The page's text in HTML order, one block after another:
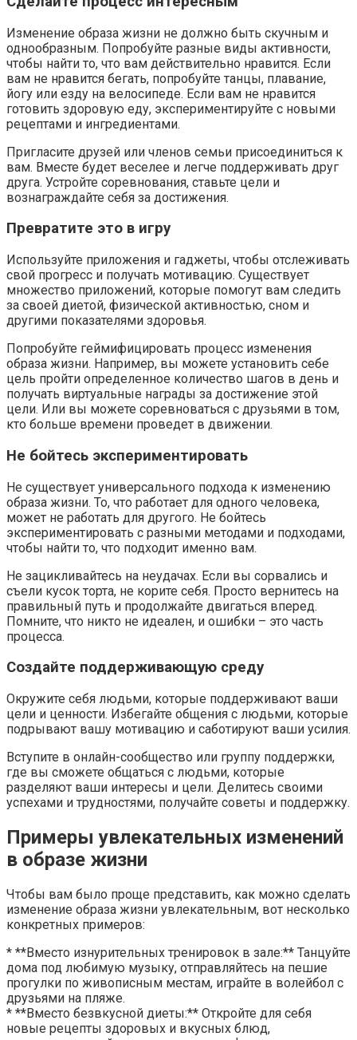
Изменение образа жизни не должно быть скучным и
однообразным. Попробуйте разные виды активности,
чтобы найти то, что вам действительно нравится. Если
вам не нравится бегать, попробуйте танцы, плавание,
йогу или езду на велосипеде. Если вам не нравится
готовить здоровую еду, экспериментируйте с новыми
рецептами и ингредиентами.
Пригласите друзей или членов семьи присоединиться к
вам. Вместе будет веселее и легче поддерживать друг
друга. Устройте соревнования, ставьте цели и
вознаграждайте себя за достижения.
Превратите это в игру
Используйте приложения и гаджеты, чтобы отслеживать
свой прогресс и получать мотивацию. Существует
множество приложений, которые помогут вам следить
за своей диетой, физической активностью, сном и
другими показателями здоровья.
Попробуйте геймифицировать процесс изменения
образа жизни. Например, вы можете установить себе
цель пройти определенное количество шагов в день и
получать виртуальные награды за достижение этой
цели. Или вы можете соревноваться с друзьями в том,
кто больше времени проведет в движении.
Не бойтесь экспериментировать
Не существует универсального подхода к изменению
образа жизни. То, что работает для одного человека,
может не работать для другого. Не бойтесь
экспериментировать с разными методами и подходами,
чтобы найти то, что подходит именно вам.
Не зацикливайтесь на неудачах. Если вы сорвались и
съели кусок торта, не корите себя. Просто вернитесь на
правильный путь и продолжайте двигаться вперед.
Помните, что никто не идеален, и ошибки – это часть
процесса.
Создайте поддерживающую среду
Окружите себя людьми, которые поддерживают ваши
цели и ценности. Избегайте общения с людьми, которые
подрывают вашу мотивацию и саботируют ваши усилия.
Вступите в онлайн-сообщество или группу поддержки,
где вы сможете общаться с людьми, которые
разделяют ваши интересы и цели. Делитесь своими
успехами и трудностями, получайте советы и поддержку.
Примеры увлекательных изменений
в образе жизни
Чтобы вам было проще представить, как можно сделать
изменение образа жизни увлекательным, вот несколько
конкретных примеров:
* **Вместо изнурительных тренировок в зале:** Танцуйте
дома под любимую музыку, отправляйтесь на пешие
прогулки по живописным местам, играйте в волейбол с
друзьями на пляже.
* **Вместо безвкусной диеты:** Откройте для себя
новые рецепты здоровых и вкусных блюд,